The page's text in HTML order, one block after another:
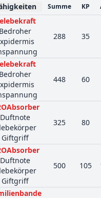
Summe KP
Bedroher
288 35
Bedroher
448 60
Duftnote
Giftgriff
325 80
Duftnote
Giftgriff
500 105